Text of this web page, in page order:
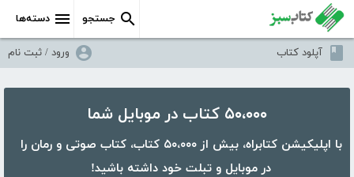
دسته‌ها جستجو
آپلود کتاب ورود / ثبت نام
۵۰،۰۰۰ کتاب در موبایل شما
با اپلیکیشن کتابراه، بیش از ۵۰،۰۰۰ کتاب، کتاب صوتی و رمان را
در موبایل و تبلت خود داشته باشید!